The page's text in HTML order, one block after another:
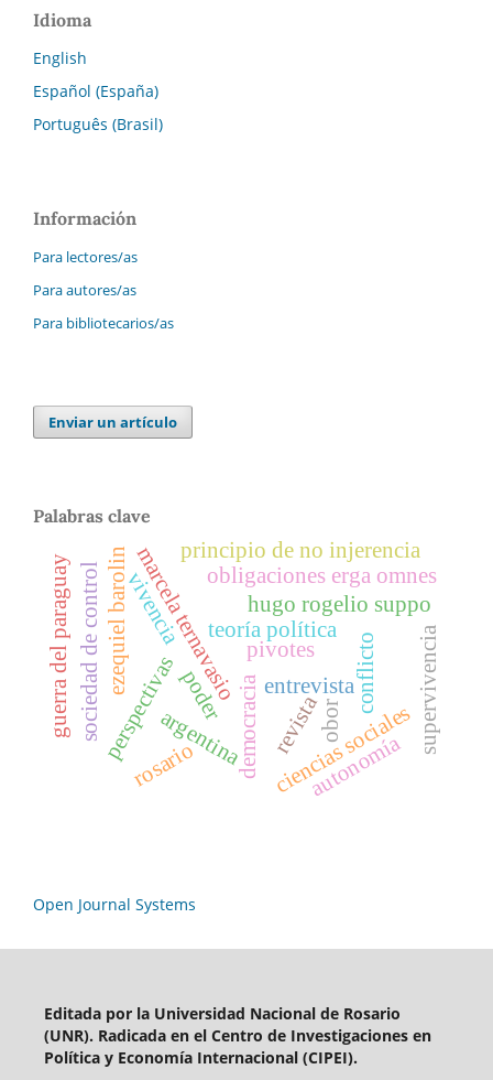
Idioma
English
Español (España)
Português (Brasil)
Información
Para lectores/as
Para autores/as
Para bibliotecarios/as
Enviar un artículo
Palabras clave
entrevista
marcela ternavasio
ezequiel barolin teoría política
poder conflicto
democracia
hugo rogelio suppo
obligaciones erga omnes
principio de no injerencia
perspectivas revista
ciencias sociales
argentina
rosario autonomía
sociedad de control vivencia
supervivencia
obor
guerra del paraguay pivotes
Open Journal Systems
Editada por la Universidad Nacional de Rosario
(UNR). Radicada en el Centro de Investigaciones en
Política y Economía Internacional (CIPEI).